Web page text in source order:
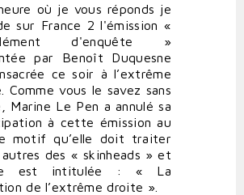
où je vous réponds je
sur France 2 l'émission «
d'enquête »
par Benoît Duquesne
ce soir à l’extrême
Comme vous le savez sans
Marine Le Pen a annulé sa
à cette émission au
motif qu’elle doit traiter
des « skinheads » et
est intitulée : « La
de l’extrême droite ».